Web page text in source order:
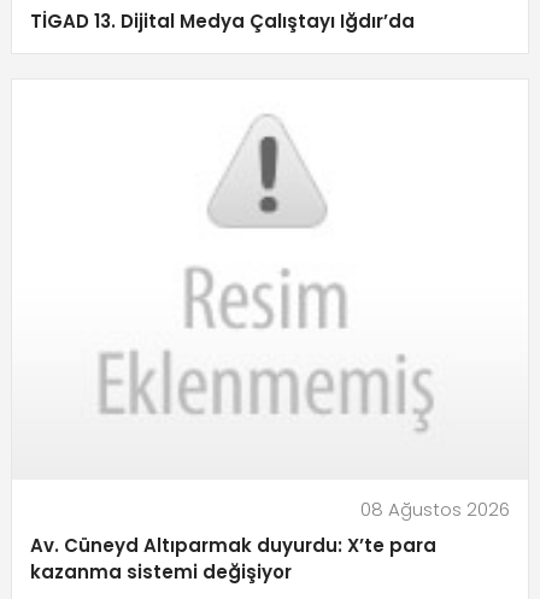
TİGAD 13. Dijital Medya Çalıştayı Iğdır’da
08 Ağustos 2026
Av. Cüneyd Altıparmak duyurdu: X’te para
kazanma sistemi değişiyor